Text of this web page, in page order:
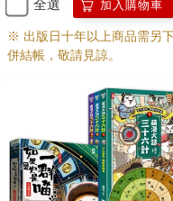
全選 加入購物車
※ 出版日十年以上商品需另
併結帳，敬請見諒。